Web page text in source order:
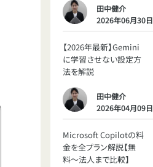
田中健介
2026年06月30日
【2026年最新】Gemini
に学習させない設定方
法を解説
田中健介
2026年04月09日
Microsoft Copilotの料
金を全プラン解説【無
料〜法人まで比較】